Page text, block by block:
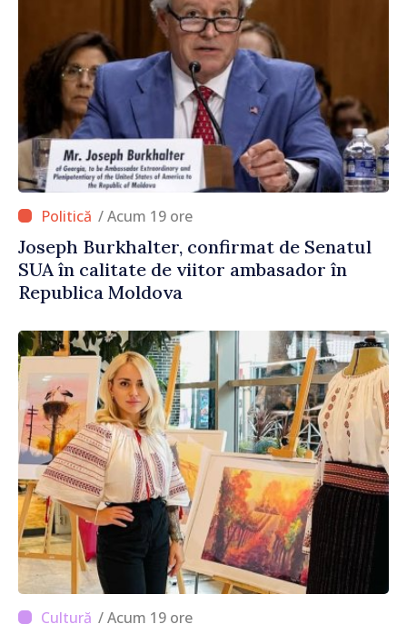
/ Acum 19 ore
Joseph Burkhalter, confirmat de Senatul
SUA în calitate de viitor ambasador în
Republica Moldova
/ Acum 19 ore